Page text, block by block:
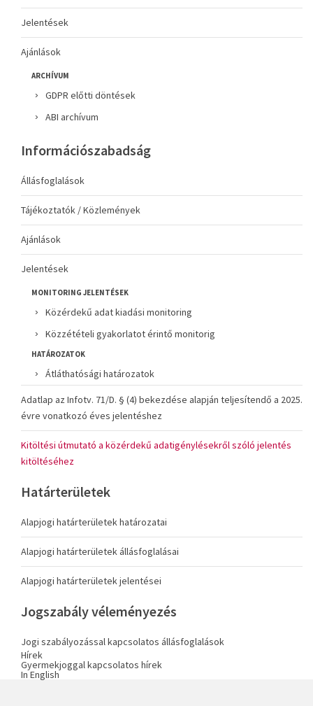
Jelentések
Ajánlások
ARCHÍVUM
GDPR előtti döntések
ABI archívum
Információszabadság
Állásfoglalások
Tájékoztatók / Közlemények
Ajánlások
Jelentések
MONITORING JELENTÉSEK
Közérdekű adat kiadási monitoring
Közzétételi gyakorlatot érintő monitorig
HATÁROZATOK
Átláthatósági határozatok
Adatlap az Infotv. 71/D. § (4) bekezdése alapján teljesítendő a 2025.
évre vonatkozó éves jelentéshez
Kitöltési útmutató a közérdekű adatigénylésekről szóló jelentés
kitöltéséhez
Határterületek
Alapjogi határterületek határozatai
Alapjogi határterületek állásfoglalásai
Alapjogi határterületek jelentései
Jogszabály véleményezés
Jogi szabályozással kapcsolatos állásfoglalások
Hírek
Gyermekjoggal kapcsolatos hírek
In English